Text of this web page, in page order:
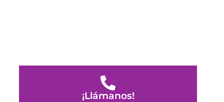
¡Llámanos!